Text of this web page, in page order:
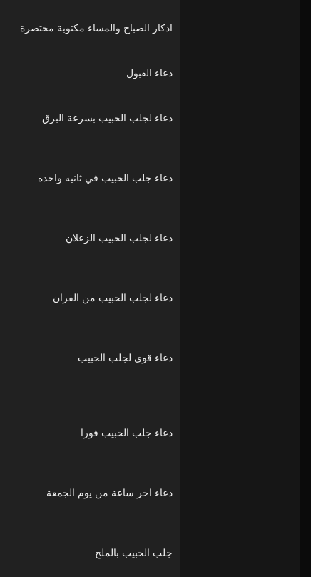
اذكار الصباح والمساء مكتوبة مختصرة
دعاء القبول
دعاء لجلب الحبيب بسرعة البرق
دعاء جلب الحبيب في ثانيه واحده
دعاء لجلب الحبيب الزعلان
دعاء لجلب الحبيب من القران
دعاء قوي لجلب الحبيب
دعاء جلب الحبيب فورا
دعاء اخر ساعة من يوم الجمعة
جلب الحبيب بالملح